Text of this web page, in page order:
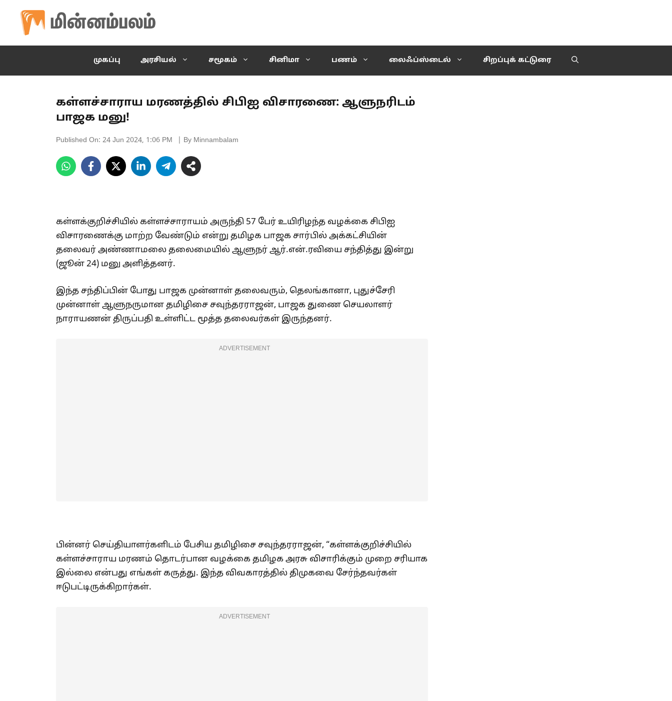
content
முகப்பு அரசியல் சமூகம் சினிமா பணம் லைஃப்ஸ்டைல் சிறப்புக் கட்டுரை
கள்ளச்சாராய மரணத்தில் சிபிஐ விசாரணை: ஆளுநரிடம்
பாஜக மனு!
Published On: 24 Jun 2024, 1:06 PM | By Minnambalam
கள்ளக்குறிச்சியில் கள்ளச்சாராயம் அருந்தி 57 பேர் உயிரிழந்த வழக்கை சிபிஐ
விசாரணைக்கு மாற்ற வேண்டும் என்று தமிழக பாஜக சார்பில் அக்கட்சியின்
தலைவர் அண்ணாமலை தலைமையில் ஆளுநர் ஆர்.என்.ரவியை சந்தித்து இன்று
(ஜூன் 24) மனு அளித்தனர்.
இந்த சந்திப்பின் போது பாஜக முன்னாள் தலைவரும், தெலங்கானா, புதுச்சேரி
முன்னாள் ஆளுநருமான தமிழிசை சவுந்தரராஜன், பாஜக துணை செயலாளர்
நாராயணன் திருப்பதி உள்ளிட்ட மூத்த தலைவர்கள் இருந்தனர்.
ADVERTISEMENT
பின்னர் செய்தியாளர்களிடம் பேசிய தமிழிசை சவுந்தரராஜன், “கள்ளக்குறிச்சியில்
கள்ளச்சாராய மரணம் தொடர்பான வழக்கை தமிழக அரசு விசாரிக்கும் முறை சரியாக
இல்லை என்பது எங்கள் கருத்து. இந்த விவகாரத்தில் திமுகவை சேர்ந்தவர்கள்
ஈடுபட்டிருக்கிறார்கள்.
ADVERTISEMENT